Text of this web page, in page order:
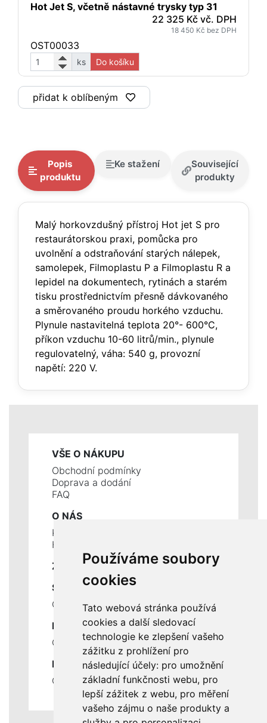
Používáme soubory
cookies
Tato webová stránka používá
cookies a další sledovací
technologie ke zlepšení vašeho
zážitku z prohlížení pro
následující účely: pro umožnění
základní funkčnosti webu, pro
lepší zážitek z webu, pro měření
vašeho zájmu o naše produkty a
Hot Jet S, včetně nástavné trysky typ 31
22 325 Kč vč. DPH
18 450 Kč bez DPH
OST00033
ks Do košíku
přidat k oblíbeným
Popis
produktu
Ke stažení
Související
produkty
Malý horkovzdušný přístroj Hot jet S pro
restaurátorskou praxi, pomůcka pro
uvolnění a odstraňování starých nálepek,
samolepek, Filmoplastu P a Filmoplastu R a
lepidel na dokumentech, rytinách a starém
tisku prostřednictvím přesně dávkovaného
a směrovaného proudu horkého vzduchu.
Plynule nastavitelná teplota 20°- 600°C,
příkon vzduchu 10-60 litrů/min., plynule
regulovatelný, váha: 540 g, provozní
napětí: 220 V.
VŠE O NÁKUPU
Obchodní podmínky
Doprava a dodání
FAQ
O NÁS
Kontakty
Historie a současnost
ZÁKLADNÍ ÚDAJE
SLUŽBY
Ceník servisních prací
DŮLEŽITÉ INFORMACE
Ochrana osobních údajů
RYCHLÉ ODKAZY
Odstoupení od smlouvy